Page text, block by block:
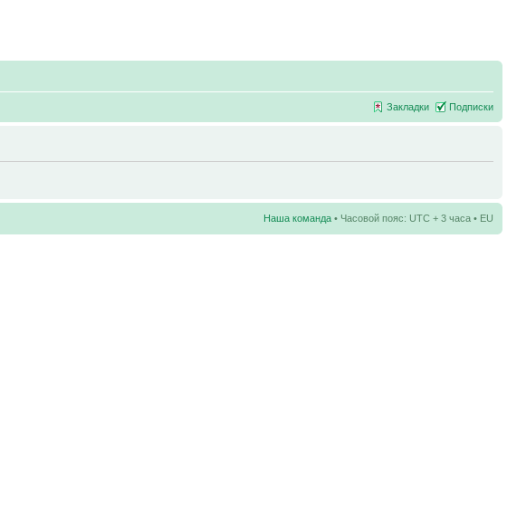
Закладки Подписки
Наша команда • Часовой пояс: UTC + 3 часа • EU